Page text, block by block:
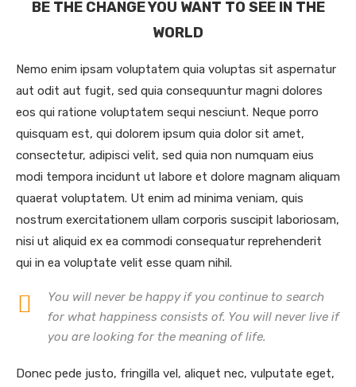
BE THE CHANGE YOU WANT TO SEE IN THE
WORLD
Nemo enim ipsam voluptatem quia voluptas sit aspernatur
aut odit aut fugit, sed quia consequuntur magni dolores
eos qui ratione voluptatem sequi nesciunt. Neque porro
quisquam est, qui dolorem ipsum quia dolor sit amet,
consectetur, adipisci velit, sed quia non numquam eius
modi tempora incidunt ut labore et dolore magnam aliquam
quaerat voluptatem. Ut enim ad minima veniam, quis
nostrum exercitationem ullam corporis suscipit laboriosam,
nisi ut aliquid ex ea commodi consequatur reprehenderit
qui in ea voluptate velit esse quam nihil.
You will never be happy if you continue to search
for what happiness consists of. You will never live if
you are looking for the meaning of life.
Donec pede justo, fringilla vel, aliquet nec, vulputate eget,